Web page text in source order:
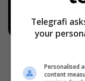
Telegrafi
your
Personalised
content